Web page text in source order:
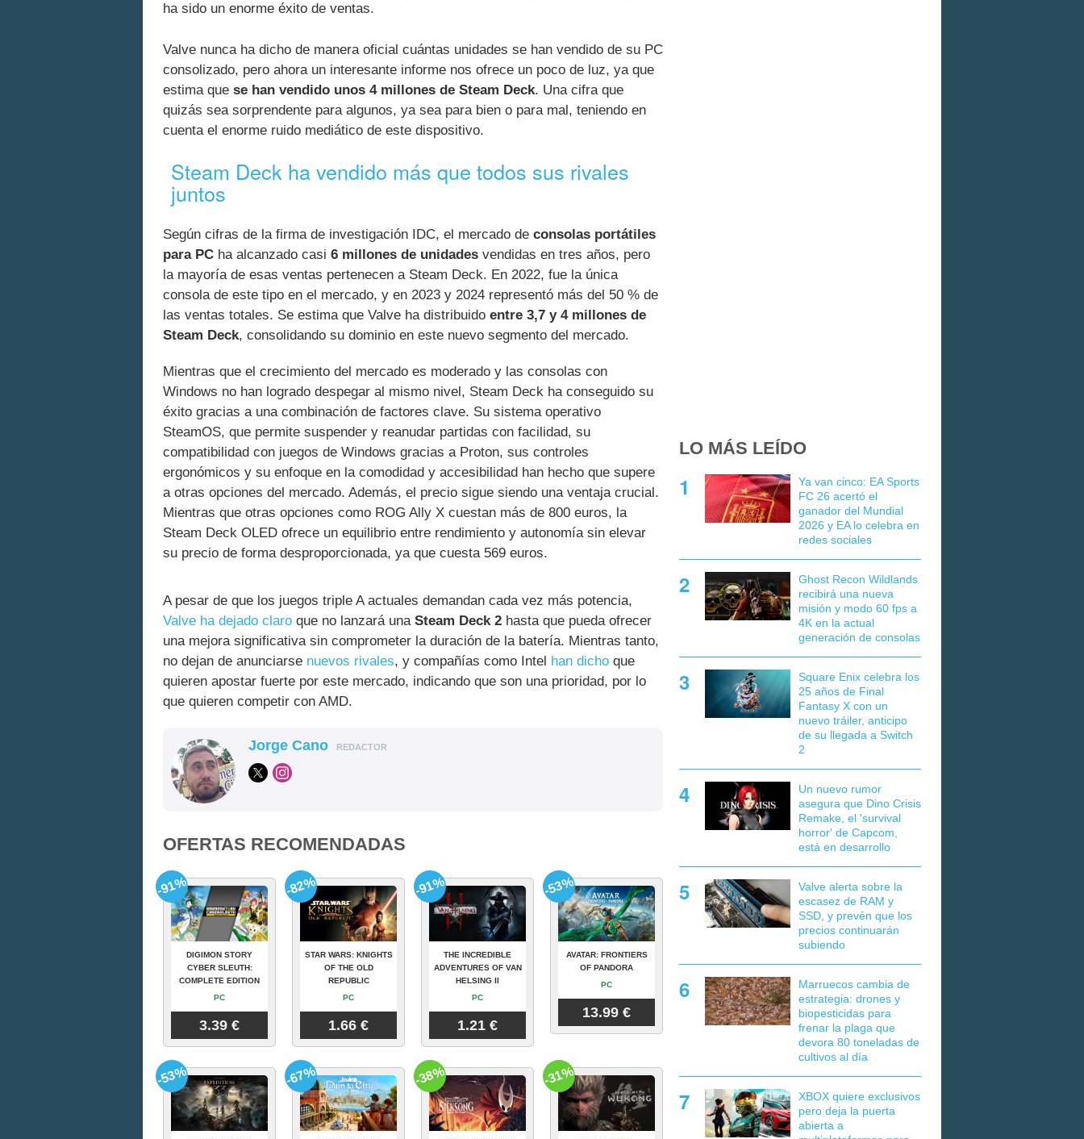
ha sido un enorme éxito de ventas.
Valve nunca ha dicho de manera oficial cuántas unidades se han vendido de su PC
consolizado, pero ahora un interesante informe nos ofrece un poco de luz, ya que
estima que se han vendido unos 4 millones de Steam Deck. Una cifra que
quizás sea sorprendente para algunos, ya sea para bien o para mal, teniendo en
cuenta el enorme ruido mediático de este dispositivo.
Steam Deck ha vendido más que todos sus rivales
juntos
Según cifras de la firma de investigación IDC, el mercado de consolas portátiles
para PC ha alcanzado casi 6 millones de unidades vendidas en tres años, pero
la mayoría de esas ventas pertenecen a Steam Deck. En 2022, fue la única
consola de este tipo en el mercado, y en 2023 y 2024 representó más del 50 % de
las ventas totales. Se estima que Valve ha distribuido entre 3,7 y 4 millones de
Steam Deck, consolidando su dominio en este nuevo segmento del mercado.
Mientras que el crecimiento del mercado es moderado y las consolas con
Windows no han logrado despegar al mismo nivel, Steam Deck ha conseguido su
éxito gracias a una combinación de factores clave. Su sistema operativo
SteamOS, que permite suspender y reanudar partidas con facilidad, su
compatibilidad con juegos de Windows gracias a Proton, sus controles
ergonómicos y su enfoque en la comodidad y accesibilidad han hecho que supere
a otras opciones del mercado. Además, el precio sigue siendo una ventaja crucial.
Mientras que otras opciones como ROG Ally X cuestan más de 800 euros, la
Steam Deck OLED ofrece un equilibrio entre rendimiento y autonomía sin elevar
su precio de forma desproporcionada, ya que cuesta 569 euros.
A pesar de que los juegos triple A actuales demandan cada vez más potencia,
Valve ha dejado claro que no lanzará una Steam Deck 2 hasta que pueda ofrecer
una mejora significativa sin comprometer la duración de la batería. Mientras tanto,
no dejan de anunciarse nuevos rivales, y compañías como Intel han dicho que
quieren apostar fuerte por este mercado, indicando que son una prioridad, por lo
que quieren competir con AMD.
Jorge Cano REDACTOR
OFERTAS RECOMENDADAS
DIGIMON STORY
CYBER SLEUTH:
COMPLETE EDITION
PC
3.39 €
-91%
STAR WARS: KNIGHTS
OF THE OLD
REPUBLIC
PC
1.66 €
-82%
THE INCREDIBLE
ADVENTURES OF VAN
HELSING II
PC
1.21 €
-91%
AVATAR: FRONTIERS
OF PANDORA
PC
13.99 €
-53%
-53% -67% -38% -31%
LO MÁS LEÍDO
Ya van cinco: EA Sports
FC 26 acertó el
ganador del Mundial
2026 y EA lo celebra en
redes sociales
Ghost Recon Wildlands
recibirá una nueva
misión y modo 60 fps a
4K en la actual
generación de consolas
Square Enix celebra los
25 años de Final
Fantasy X con un
nuevo tráiler, anticipo
de su llegada a Switch
2
Un nuevo rumor
asegura que Dino Crisis
Remake, el 'survival
horror' de Capcom,
está en desarrollo
Valve alerta sobre la
escasez de RAM y
SSD, y prevén que los
precios continuarán
subiendo
Marruecos cambia de
estrategia: drones y
biopesticidas para
frenar la plaga que
devora 80 toneladas de
cultivos al día
XBOX quiere exclusivos
pero deja la puerta
abierta a